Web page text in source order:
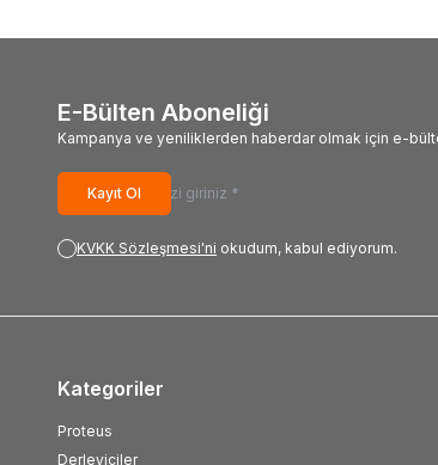
E-Bülten Aboneliği
Kampanya ve yeniliklerden haberdar olmak için e-
Kayıt Ol
KVKK Sözleşmesi'ni okudum, kabul ediyorum.
Kategoriler
Proteus
Derleyiciler